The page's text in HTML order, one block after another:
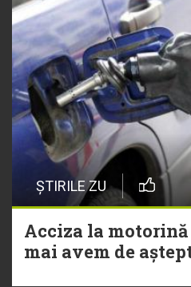
ȘTIRILE ZU
Acciza la
mai avem de